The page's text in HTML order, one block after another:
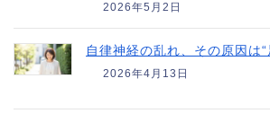
2026年5月2日
自律神経の乱れ、その原因は
2026年4月13日